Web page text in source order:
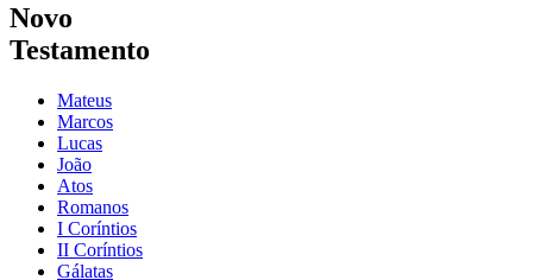
Novo
Testamento
Mateus
Marcos
Lucas
João
Atos
Romanos
I Coríntios
II Coríntios
Gálatas